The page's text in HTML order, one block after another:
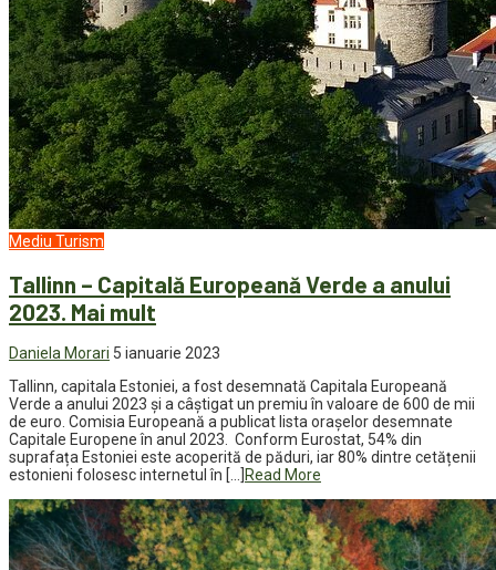
Mediu Turism
Tallinn – Capitală Europeană Verde a anului
2023. Mai mult
Daniela Morari 5 ianuarie 2023
Tallinn, capitala Estoniei, a fost desemnată Capitala Europeană
Verde a anului 2023 și a câștigat un premiu în valoare de 600 de mii
de euro. Comisia Europeană a publicat lista orașelor desemnate
Capitale Europene în anul 2023. Conform Eurostat, 54% din
suprafața Estoniei este acoperită de păduri, iar 80% dintre cetățenii
estonieni folosesc internetul în […]
Read More